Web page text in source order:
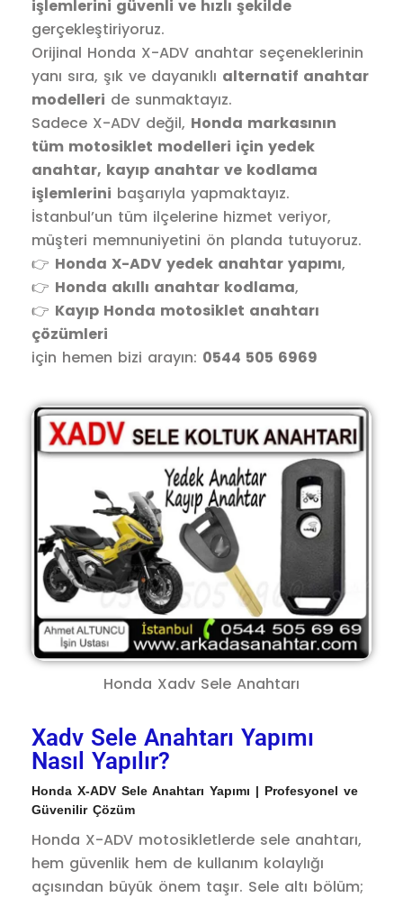
işlemlerini güvenli ve hızlı şekilde
gerçekleştiriyoruz.
Orijinal Honda X-ADV anahtar seçeneklerinin
yanı sıra, şık ve dayanıklı alternatif anahtar
modelleri de sunmaktayız.
Sadece X-ADV değil, Honda markasının
tüm motosiklet modelleri için yedek
anahtar, kayıp anahtar ve kodlama
işlemlerini başarıyla yapmaktayız.
İstanbul’un tüm ilçelerine hizmet veriyor,
müşteri memnuniyetini ön planda tutuyoruz.
👉 Honda X-ADV yedek anahtar yapımı,
👉 Honda akıllı anahtar kodlama,
👉 Kayıp Honda motosiklet anahtarı
çözümleri
için hemen bizi arayın: 0544 505 6969
Honda Xadv Sele Anahtarı
Xadv Sele Anahtarı Yapımı
Nasıl Yapılır?
Honda X-ADV Sele Anahtarı Yapımı | Profesyonel ve
Güvenilir Çözüm
Honda X-ADV motosikletlerde sele anahtarı,
hem güvenlik hem de kullanım kolaylığı
açısından büyük önem taşır. Sele altı bölüm;